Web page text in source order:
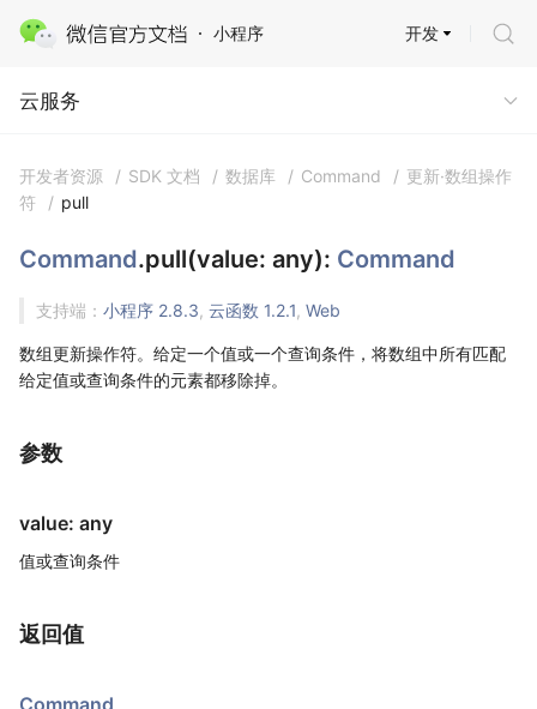
小程序
云服务
开发
云服务
开发者资源 / SDK 文档 / 数据库 / Command / 更新·数组操作
符
/ pull
Command.pull(value: any): Command
支持端： 小程序 2.8.3, 云函数 1.2.1, Web
数组更新操作符。给定一个值或一个查询条件，将数组中所有匹配
给定值或查询条件的元素都移除掉。
参数
value: any
值或查询条件
返回值
Command